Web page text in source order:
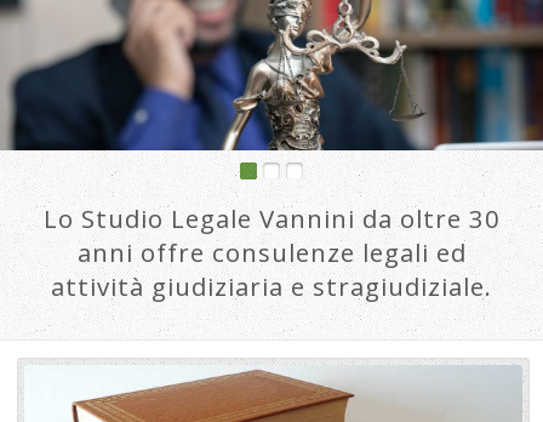
Lo Studio Legale Vannini da oltre 30
anni offre consulenze legali ed
attività giudiziaria e stragiudiziale.